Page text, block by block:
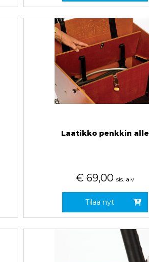
Laatikko penkkin alle
€ 69,00 sis. alv
Tilaa nyt